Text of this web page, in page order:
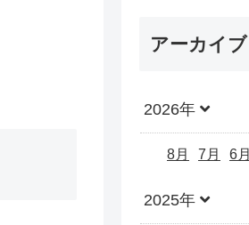
アーカイブ
2026年
8月 7月 6月
2025年